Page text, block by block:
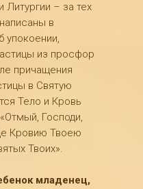
Литургии – за тех
в
упокоении,
из просфор
причащения
в Святую
Тело и Кровь
Господи,
Кровию Твоею
Твоих».
младенец,